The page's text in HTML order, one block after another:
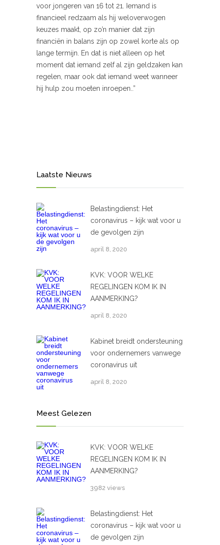
voor jongeren van 16 tot 21. Iemand is
financieel redzaam als hij weloverwogen
keuzes maakt, op zo’n manier dat zijn
financiën in balans zijn op zowel korte als op
lange termijn. En dat is niet alleen op het
moment dat iemand zelf al zijn geldzaken kan
regelen, maar ook dat iemand weet wanneer
hij hulp zou moeten inroepen..”
Laatste Nieuws
Belastingdienst: Het
coronavirus – kijk wat voor u
de gevolgen zijn
april 8, 2020
KVK: VOOR WELKE
REGELINGEN KOM IK IN
AANMERKING?
april 8, 2020
Kabinet breidt ondersteuning
voor ondernemers vanwege
coronavirus uit
april 8, 2020
Meest Gelezen
KVK: VOOR WELKE
REGELINGEN KOM IK IN
AANMERKING?
3982 views
Belastingdienst: Het
coronavirus – kijk wat voor u
de gevolgen zijn